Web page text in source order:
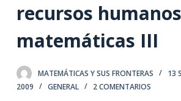
n
e
n
recursos
matemáticas III
MATEMÁTICAS Y SUS FRONTERAS
13
2009
GENERAL 2 COMENTARIOS